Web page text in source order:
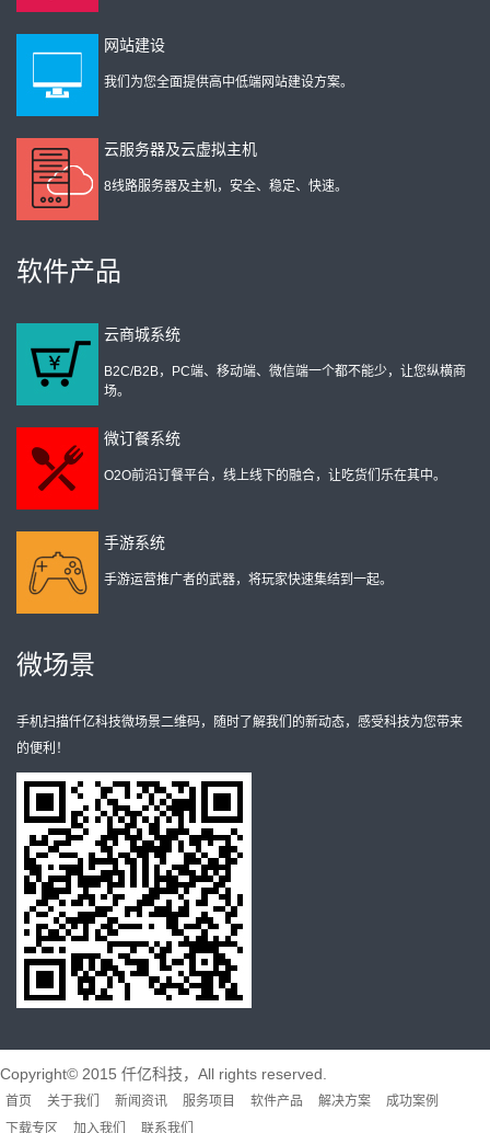
网站建设
我们为您全面提供高中低端网站建设方案。
云服务器及云虚拟主机
8线路服务器及主机，安全、稳定、快速。
软件产品
云商城系统
B2C/B2B，PC端、移动端、微信端一个都不能少，让您纵横商
场。
微订餐系统
O2O前沿订餐平台，线上线下的融合，让吃货们乐在其中。
手游系统
手游运营推广者的武器，将玩家快速集结到一起。
微场景
手机扫描仟亿科技微场景二维码，随时了解我们的新动态，感受科技为您带来
的便利！
Copyright© 2015 仟亿科技，All rights reserved.
首页 关于我们 新闻资讯 服务项目 软件产品 解决方案
成功案例
下载专区
加入我们 联系我们